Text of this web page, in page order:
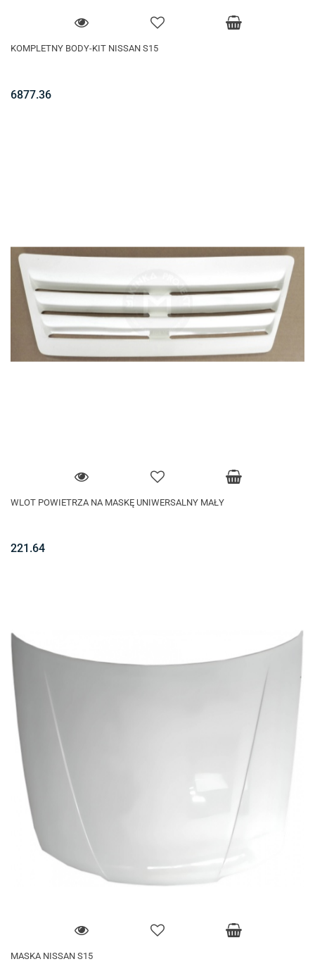
KOMPLETNY BODY-KIT NISSAN S15
6877.36
WLOT POWIETRZA NA MASKĘ UNIWERSALNY MAŁY
221.64
MASKA NISSAN S15